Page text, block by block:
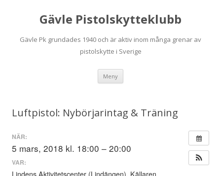
Gävle Pistolskytteklubb
Gävle Pk grundades 1940 och är aktiv inom många grenar av
pistolskytte i Sverige
Meny
Luftpistol: Nybörjarintag & Träning
NÄR:
5 mars, 2018 kl. 18:00 – 20:00
VAR:
Lindens Aktivitetscenter (Lindängen), Källaren